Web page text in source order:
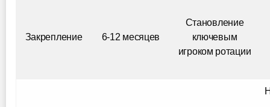
Закрепление 6-12 месяцев
Становление
ключевым
игроком ротации